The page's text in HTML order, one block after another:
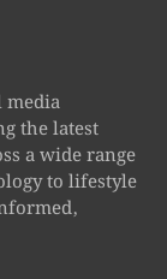
media
the latest
a wide range
to lifestyle